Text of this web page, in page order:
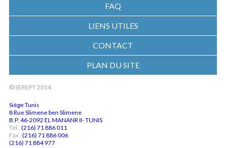
FAQ
LIENS UTILES
CONTACT
PLAN DU SITE
© SEREPT 2014
Siège Tunis
8 Rue Slimene ben Slimene
B.P. 46-2092 EL MANANR II- TUNIS
Tél.: (216) 71 886 011
Fax : (216) 71 886 006
(216) 71 884 977